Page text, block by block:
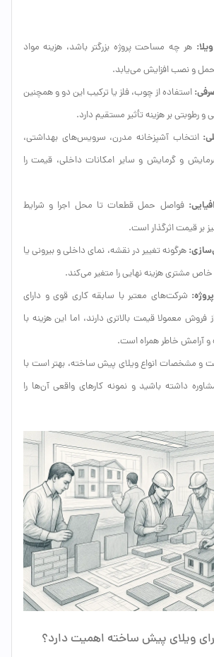
هر چه مساحت پروژه بزرگتر باشد، هزینه مواد
حمل و نصب افزایش می‌یابد.
استفاده از چوب، فلز یا ترکیب این دو و همچنین
و رطوبتی بر هزینه تأثیر مستقیم دارد.
انتخاب آشپزخانه مدرن، سرویس‌های بهداشتی،
و گرمایش و سایر امکانات داخلی، قیمت را
فواصل حمل قطعات تا محل اجرا و شرایط
بر قیمت اثرگذار است.
هرگونه تغییر در نقشه، نمای داخلی و بیرونی یا
مشتری هزینه نهایی را متغیر می‌کند.
شرکت‌های معتبر با سابقه کاری قوی و دارای
معمولا قیمت بالاتری دارند، اما این هزینه با
آرامش خاطر همراه است.
و مشخصات انواع ویلای پیش ساخته، بهتر است با
داشته باشید و نمونه کارهای واقعی آن‌ها را
ویلای پیش ساخته اهمیت دارد؟